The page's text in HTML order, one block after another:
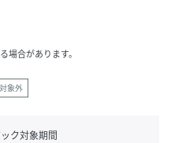
合があります。
象外
ク対象期間